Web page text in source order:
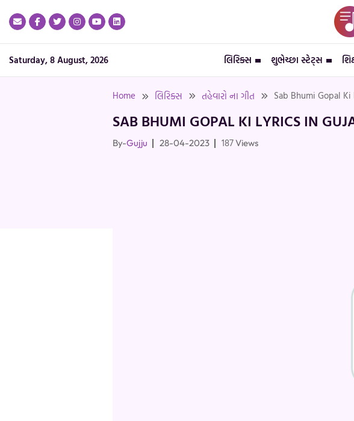
Saturday, 8 August, 2026 લિરિક્સ શુભેચ્છા સ્ટેટ્સ
Home લિરિક્સ તહેવારો ના ગીત Sab Bhumi Gopal
SAB BHUMI GOPAL KI LYRICS IN
By-Gujju 28-04-2023 187Views